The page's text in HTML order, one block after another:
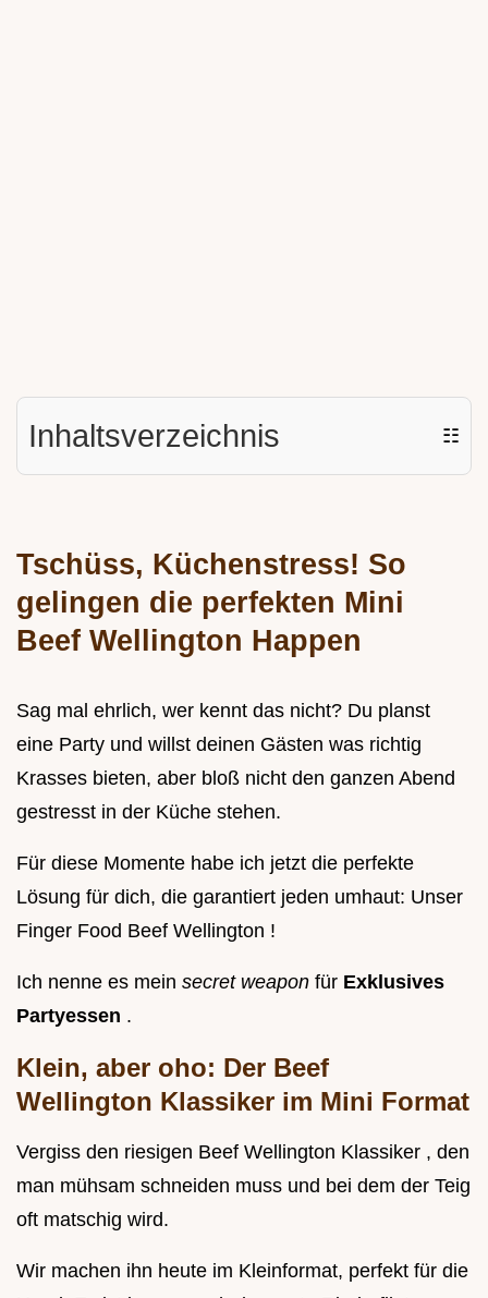
Inhaltsverzeichnis ☷
Tschüss, Küchenstress! So
gelingen die perfekten Mini
Beef Wellington Happen
Sag mal ehrlich, wer kennt das nicht? Du planst
eine Party und willst deinen Gästen was richtig
Krasses bieten, aber bloß nicht den ganzen Abend
gestresst in der Küche stehen.
Für diese Momente habe ich jetzt die perfekte
Lösung für dich, die garantiert jeden umhaut: Unser
Finger Food Beef Wellington !
Ich nenne es mein secret weapon für Exklusives
Partyessen .
Klein, aber oho: Der Beef
Wellington Klassiker im Mini Format
Vergiss den riesigen Beef Wellington Klassiker , den
man mühsam schneiden muss und bei dem der Teig
oft matschig wird.
Wir machen ihn heute im Kleinformat, perfekt für die